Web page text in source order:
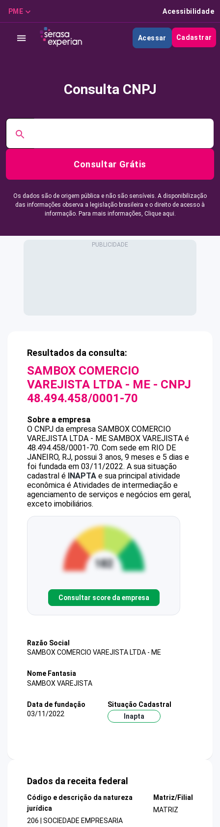
PME Acessibilidade
Acessar Cadastrar
Consulta CNPJ
Consultar Grátis
Os dados são de origem pública e não são sensíveis. A disponibilização
das informações observa a legislação brasileira e o direito de acesso à
informação. Para mais informações, Clique aqui.
Resultados da consulta:
SAMBOX COMERCIO
VAREJISTA LTDA - ME - CNPJ
48.494.458/0001-70
Sobre a empresa
O CNPJ da empresa SAMBOX COMERCIO
VAREJISTA LTDA - ME SAMBOX VAREJISTA é
48.494.458/0001-70. Com sede em RIO DE
JANEIRO, RJ, possui 3 anos, 9 meses e 5 dias e
foi fundada em 03/11/2022. A sua situação
cadastral é INAPTA e sua principal atividade
econômica é Atividades de intermediação e
agenciamento de serviços e negócios em geral,
exceto imobiliários.
Consultar score da empresa
Razão Social
SAMBOX COMERCIO VAREJISTA LTDA - ME
Nome Fantasia
SAMBOX VAREJISTA
Data de fundação
03/11/2022
Situação Cadastral
Inapta
Dados da receita federal
Código e descrição da natureza
jurídica
206 | SOCIEDADE EMPRESARIA
Matriz/Filial
MATRIZ